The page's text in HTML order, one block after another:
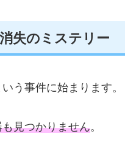
失のミステリー
う事件に始まります。
見つかりません。